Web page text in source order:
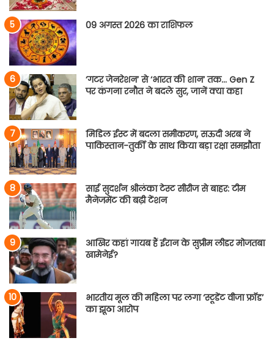
09 अगस्त 2026 का राशिफल
‘गटर जेनरेशन’ से ‘भारत की शान’ तक… Gen Z
पर कंगना रनौत ने बदले सुर, जानें क्या कहा
मिडिल ईस्ट में बदला समीकरण, सऊदी अरब ने
पाकिस्तान-तुर्की के साथ किया बड़ा रक्षा समझौता
साई सुदर्शन श्रीलंका टेस्ट सीरीज से बाहर: टीम
मैनेजमेंट की बढ़ी टेंशन
आखिर कहां गायब हैं ईरान के सुप्रीम लीडर मोजतबा
खामेनेई?
भारतीय मूल की महिला पर लगा ‘स्टूडेंट वीजा फ्रॉड’
का झूठा आरोप